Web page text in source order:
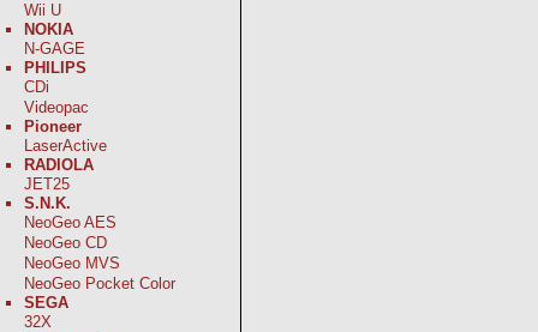
Wii U
NOKIA
N-GAGE
PHILIPS
CDi
Videopac
Pioneer
LaserActive
RADIOLA
JET25
S.N.K.
NeoGeo AES
NeoGeo CD
NeoGeo MVS
NeoGeo Pocket Color
SEGA
32X